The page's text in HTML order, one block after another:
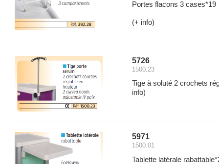
Portes flacons 3 cases*19
(+ info)
5726
1500.23
Tige à soluté 2 crochets
info)
5971
1500.01
Tablette latérale